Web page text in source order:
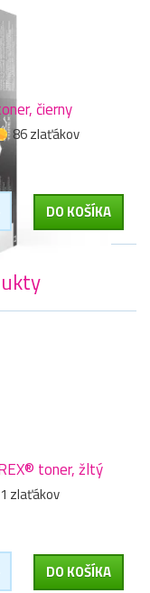
čierny
86 zlaťákov
DO KOŠÍKA
toner, žltý
zlaťákov
DO KOŠÍKA